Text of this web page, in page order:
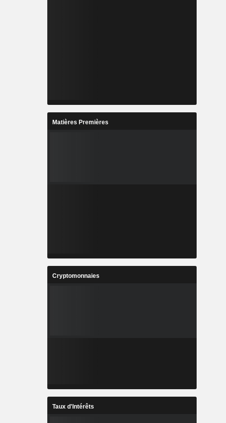
Matières Premières
Cryptomonnaies
Taux d'Intérêts